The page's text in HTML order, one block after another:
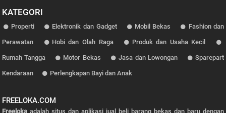
KATEGORI
Properti Elektronik dan Gadget Mobil Bekas Fashion dan
Perawatan Hobi dan Olah Raga Produk dan Usaha Kecil
Rumah Tangga Motor Bekas Jasa dan Lowongan Sparepart
Kendaraan Perlengkapan Bayi dan Anak
FREELOKA.COM
Freelokaadalah situs dan aplikasi jual beli barang bekas dan baru dengan